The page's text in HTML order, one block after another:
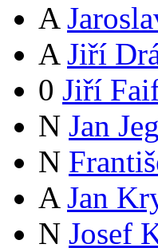
A
A Jiří
0 Jiří
N Jan
N
A Jan
N Josef